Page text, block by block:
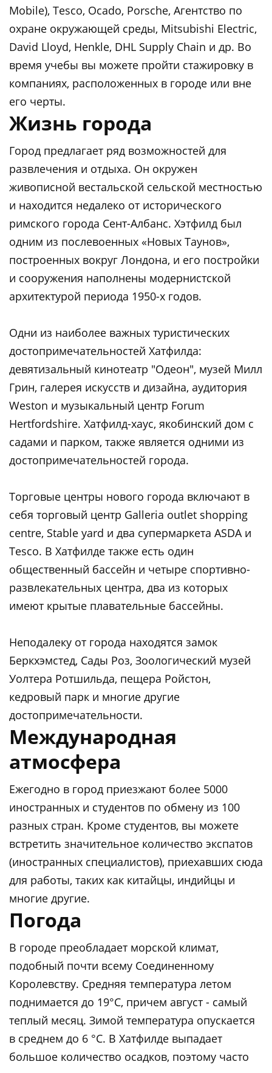
Mobile), Tesco, Ocado, Porsche, Агентство по
охране окружающей среды, Mitsubishi Electric,
David Lloyd, Henkle, DHL Supply Chain и др. Во
время учебы вы можете пройти стажировку в
компаниях, расположенных в городе или вне
его черты.
Жизнь города
Город предлагает ряд возможностей для
развлечения и отдыха. Он окружен
живописной вестальской сельской местностью
и находится недалеко от исторического
римского города Сент-Албанс. Хэтфилд был
одним из послевоенных «Новых Таунов»,
построенных вокруг Лондона, и его постройки
и сооружения наполнены модернистской
архитектурой периода 1950-х годов.
Одни из наиболее важных туристических
достопримечательностей Хатфилда:
девятизальный кинотеатр "Одеон", музей Милл
Грин, галерея искусств и дизайна, аудитория
Weston и музыкальный центр Forum
Hertfordshire. Хатфилд-хаус, якобинский дом с
садами и парком, также является одними из
достопримечательностей города.
Торговые центры нового города включают в
себя торговый центр Galleria outlet shopping
centre, Stable yard и два супермаркета ASDA и
Tesco. В Хатфилде также есть один
общественный бассейн и четыре спортивно-
развлекательных центра, два из которых
имеют крытые плавательные бассейны.
Неподалеку от города находятся замок
Беркхэмстед, Сады Роз, Зоологический музей
Уолтера Ротшильда, пещера Ройстон,
кедровый парк и многие другие
достопримечательности.
Международная
атмосфера
Ежегодно в город приезжают более 5000
иностранных и студентов по обмену из 100
разных стран. Кроме студентов, вы можете
встретить значительное количество экспатов
(иностранных специалистов), приехавших сюда
для работы, таких как китайцы, индийцы и
многие другие.
Погода
В городе преобладает морской климат,
подобный почти всему Соединенному
Королевству. Средняя температура летом
поднимается до 19°C, причем август - самый
теплый месяц. Зимой температура опускается
в среднем до 6 °C. В Хатфилде выпадает
большое количество осадков, поэтому часто